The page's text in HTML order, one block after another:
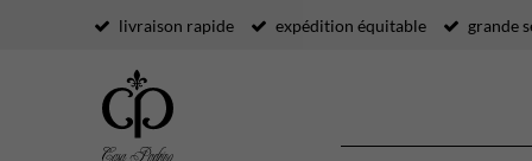
livraison rapide expédition équitable grande